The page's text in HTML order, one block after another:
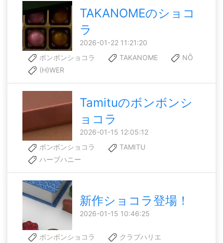
TAKANOMEのショコ
ラ
2026-01-22 11:21:20
ボンボンショコラ
TAKANOME
NŌ
(H)WER
Tamituのボンボンシ
ョコラ
2026-01-15 12:05:12
ボンボンショコラ
TAMITU
ハーブハニー
新作ショコラ登場！
2026-01-15 10:46:25
ボンボンショコラ
クラブハリエ